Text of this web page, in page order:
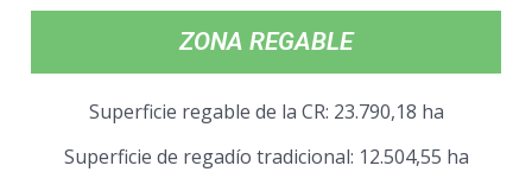
ZONA REGABLE
Superficie regable de la CR: 23.790,18 ha
Superficie de regadío tradicional: 12.504,55 ha